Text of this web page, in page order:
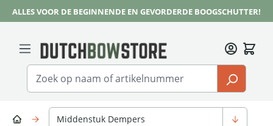
Ga naar de hoofdinhoud
ALLES VOOR DE BEGINNENDE EN GEVORDERDE BOOGSCHUTTER!
Middenstuk Dempers